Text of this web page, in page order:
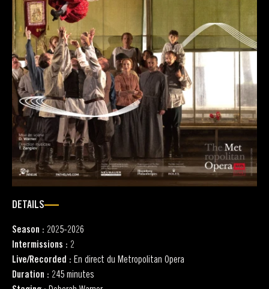
DETAILS
Season : 2025-2026
Intermissions : 2
Live/Recorded : En direct du Metropolitan Opera
Duration : 245 minutes